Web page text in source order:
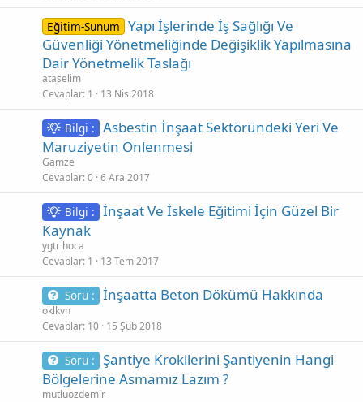
Eğitim-Sunum Yapı İşlerinde İş Sağlığı Ve
Güvenliği Yönetmeliğinde Değişiklik Yapılmasına
Dair Yönetmelik Taslağı
ataselim
Cevaplar 1 13 Nis 2018
Bilgi : Asbestin İnşaat Sektöründeki Yeri Ve
Maruziyetin Önlenmesi
Gamze
Cevaplar 0 6 Ara 2017
Bilgi : İnşaat Ve İskele Eğitimi İçin Güzel Bir
Kaynak
ygtr hoca
Cevaplar 1 13 Tem 2017
Soru : İnşaatta Beton Dökümü Hakkında
oklkvn
Cevaplar 10 15 Şub 2018
Soru : Şantiye Krokilerini Şantiyenin Hangi
Bölgelerine Asmamız Lazım ?
mutluozdemir